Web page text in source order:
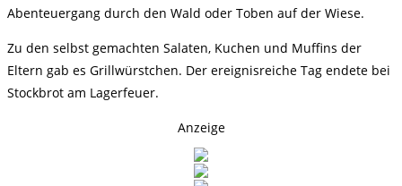
Abenteuergang durch den Wald oder Toben auf der Wiese.
Zu den selbst gemachten Salaten, Kuchen und Muffins der
Eltern gab es Grillwürstchen. Der ereignisreiche Tag endete bei
Stockbrot am Lagerfeuer.
Anzeige